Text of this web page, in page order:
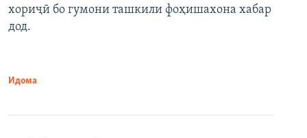
хориҷӣ бо гумони ташкили фоҳишахона хабар
дод.
Идома